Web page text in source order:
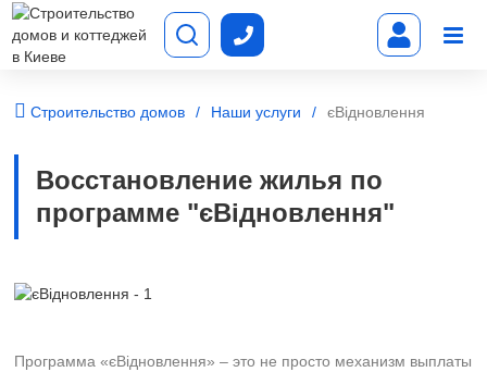
Строительство домов Наши услуги єВідновлення
Восстановление жилья по
программе "єВідновлення"
Программа «єВідновлення» – это не просто механизм выплаты